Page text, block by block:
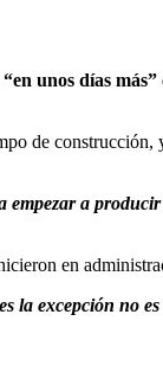
unos días
de construcción,
a
en
la excepción no